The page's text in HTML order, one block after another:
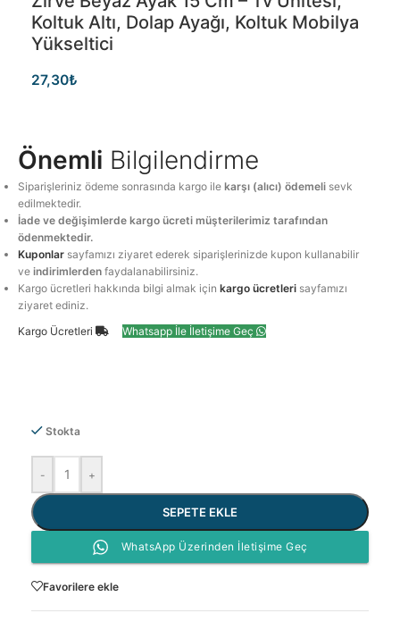
Koltuk Altı, Dolap Ayağı, Koltuk Mobilya
Yükseltici
27,30₺
Önemli Bilgilendirme
Siparişleriniz ödeme sonrasında kargo ilekarşı (alıcı) ödemeli sevk
edilmektedir.
İade ve değişimlerde kargo ücreti müşterilerimiz tarafından
ödenmektedir.
Kuponlar sayfamızı ziyaret ederek siparişlerinizde kupon kullanabilir
veindirimlerden faydalanabilirsiniz.
Kargo ücretleri hakkında bilgi almak içinkargo ücretleri sayfamızı
ziyaret ediniz.
Kargo Ücretleri
Whatsapp İle İletişime Geç
Stokta
- +
SEPETE EKLE
WhatsApp Üzerinden İletişime Geç
Favorilere ekle